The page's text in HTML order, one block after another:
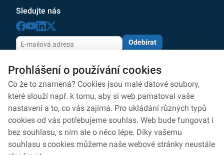
Sledujte nás
Odebírat
dle zásadochrany osobních údajů
Zpracování osobních údajů
Ochrana osobních údajů
Ochrana oznamovatelů
Prohlášení o přístupnosti
Prohlášení o používání cookies
Co že to znamená? Cookies jsou malé datové soubory,
které slouží např. k tomu, aby si web pamatoval vaše
nastavení a to, co vás zajímá. Pro ukládání různých typů
cookies od vás potřebujeme souhlas. Web bude fungovat i
bez souhlasu, s ním ale o něco lépe. Díky vašemu
souhlasu s cookies můžeme naše webové stránky neustále